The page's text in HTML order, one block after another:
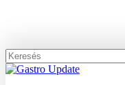
content
Close